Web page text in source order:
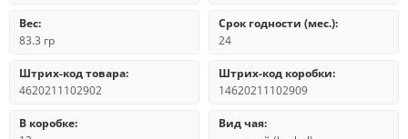
Вес:
83.3 гр
Срок годности (мес.):
24
Штрих-код товара:
4620211102902
Штрих-код коробки:
14620211102909
В коробке:
Вид чая: